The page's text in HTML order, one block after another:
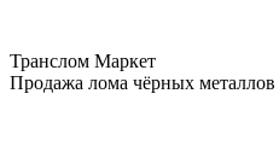
Транслом Маркет
Продажа лома чёрных металлов